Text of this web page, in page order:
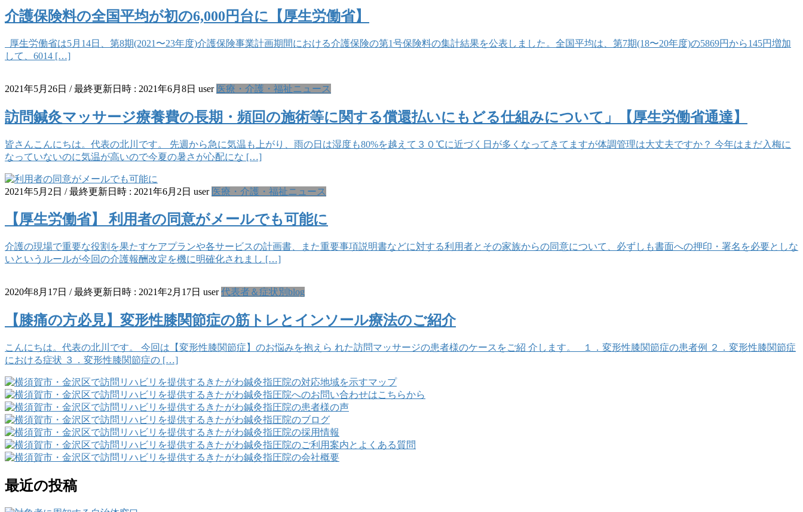
介護保険料の全国平均が初の6,000円台に【厚生労働省】
厚生労働省は5月14日、第8期(2021〜23年度)介護保険事業計画期間における介護保険の第1号保険料の集計結果を公表しました。全国平均は、第7期(18〜20年度)の5869円から145円増加
して、6014 […]
2021年5月26日 / 最終更新日時 : 2021年6月8日 user 医療・介護・福祉ニュース
訪問鍼灸マッサージ療養費の長期・頻回の施術等に関する償還払いにもどる仕組みについて」【厚生労働省通達】
皆さんこんにちは。代表の北川です。 先週から急に気温も上がり、雨の日は湿度も80%を越えて３０℃に近づく日が多くなってきてますが体調管理は大丈夫ですか？ 今年はまだ入梅に
なっていないのに気温が高いので今夏の暑さが心配にな […]
2021年5月2日 / 最終更新日時 : 2021年6月2日 user 医療・介護・福祉ニュース
【厚生労働省】 利用者の同意がメールでも可能に
介護の現場で重要な役割を果たすケアプランや各サービスの計画書、また重要事項説明書などに対する利用者とその家族からの同意について、必ずしも書面への押印・署名を必要としな
いというルールが今回の介護報酬改定を機に明確化されまし […]
2020年8月17日 / 最終更新日時 : 2021年2月17日 user 代表者＆症状別blog
【膝痛の方必見】変形性膝関節症の筋トレとインソール療法のご紹介
こんにちは。代表の北川です。 今回は【変形性膝関節症】のお悩みを抱えら れた訪問マッサージの患者様のケースをご紹 介します。 １．変形性膝関節症の患者例 ２．変形性膝関節症
における症状 ３．変形性膝関節症の […]
最近の投稿